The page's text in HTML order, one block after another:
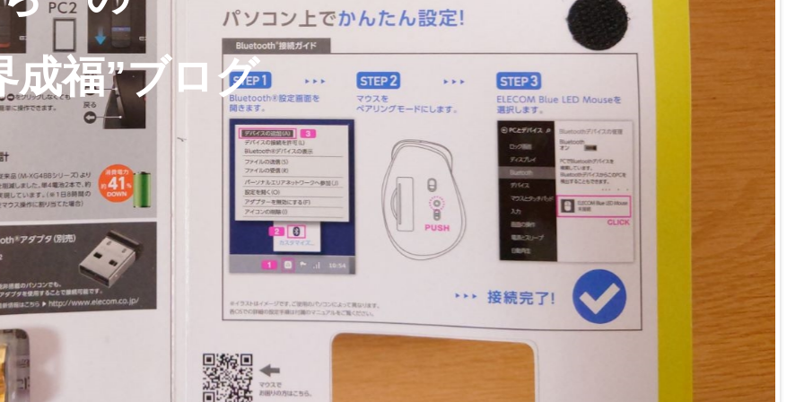
成福”ブログ